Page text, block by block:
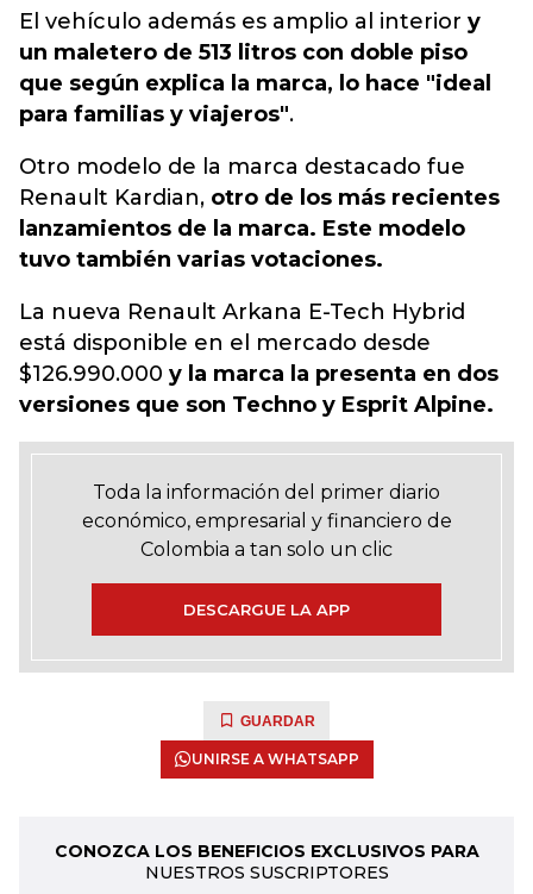
El vehículo además es amplio al interior y
un maletero de 513 litros con doble piso
que según explica la marca, lo hace "ideal
para familias y viajeros".
Otro modelo de la marca destacado fue
Renault Kardian, otro de los más recientes
lanzamientos de la marca. Este modelo
tuvo también varias votaciones.
La nueva Renault Arkana E-Tech Hybrid
está disponible en el mercado desde
$126.990.000 y la marca la presenta en dos
versiones que son Techno y Esprit Alpine.
Toda la información del primer diario
económico, empresarial y financiero de
Colombia a tan solo un clic
DESCARGUE LA APP
GUARDAR
UNIRSE A WHATSAPP
CONOZCA LOS BENEFICIOS EXCLUSIVOS PARA
NUESTROS SUSCRIPTORES